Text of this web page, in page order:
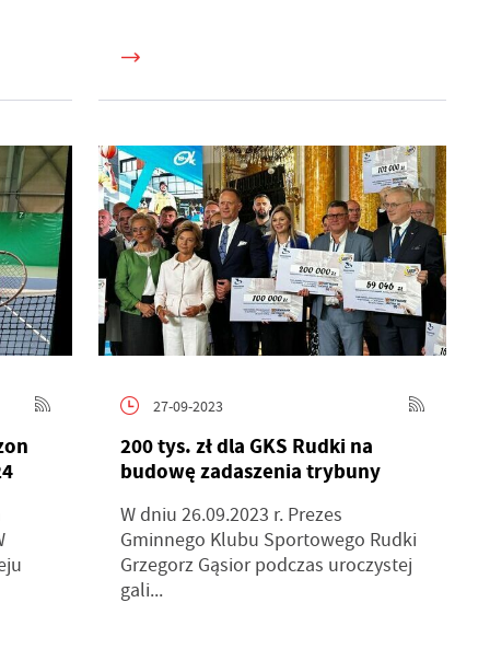
27-09-2023
200 tys. zł dla GKS Rudki na
budowę zadaszenia trybuny
W dniu 26.09.2023 r. Prezes
Gminnego Klubu Sportowego Rudki
Grzegorz Gąsior podczas uroczystej
gali...